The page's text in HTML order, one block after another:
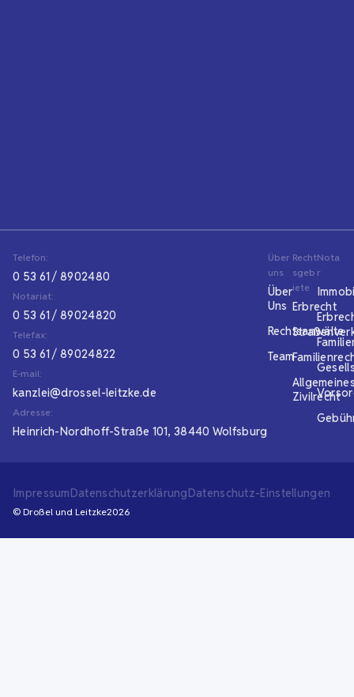
Telefon:
0 53 61 / 8902480
Notariat:
0 53 61 / 89024820
Telefax:
0 53 61 / 89024822
E-mail:
kanzlei@drossel-leitzke.de
Adresse:
Heinrich-Nordhoff-Straße 101, 38440 Wolfsburg
Über
uns
Über
Uns
Rechtsanwälte
Team
Recht
sgeb
iete
Erbrecht
Zivilrecht
Nota
r
© Droßel und Leitzke2026
ImpressumDatenschutzerklärungDatenschutz-Einstellungen